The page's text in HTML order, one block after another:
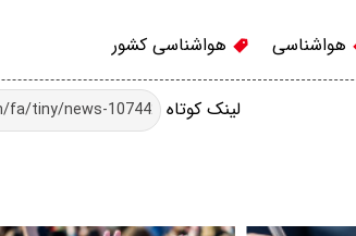
هواشناسی هواشناسی کشور
لینک کوتاه